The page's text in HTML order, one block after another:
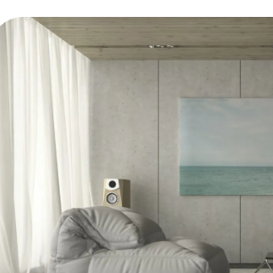
מקום של מקצוענים על לב טוב ורצון אדיר
לתת מענה לכל לקוח. אצלם מצאתי את
דב